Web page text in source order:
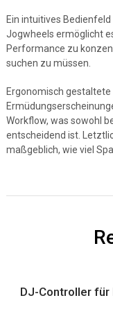
Ein intuitives
Jogwheels ermöglicht
Performance zu
suchen zu müssen.
Ergonomisch
Workflow, was sowohl
entscheidend ist.
maßgeblich, wie viel
DJ-Controller für